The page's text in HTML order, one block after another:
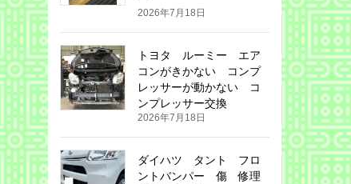
2026年7月18日
トヨタ ルーミー エア
コンがきかない コンプ
レッサーが動かない コ
ンプレッサー交換
2026年7月18日
ダイハツ タント フロ
ントバンパー 傷 修理